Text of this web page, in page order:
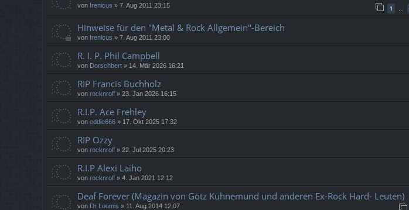
von Irenicus » 7. Aug 2011 23:15 1
Hinweise für den "Metal & Rock Allgemein"-Bereich
von Irenicus » 7. Aug 2011 23:00
R. I. P. Phil Campbell
von Dorschbert » 14. Mär 2026 16:21
RIP Francis Buchholz
von rocknrolf » 23. Jan 2026 16:15
R.I.P. Ace Frehley
von eddie666 » 17. Okt 2025 17:32
RIP Ozzy
von rocknrolf » 22. Jul 2025 20:23
R.I.P Alexi Laiho
von rocknrolf » 4. Jan 2021 12:12
Deaf Forever (Magazin von Götz Kühnemund und anderen Ex-Rock Hard- Leuten)
von Dr Loomis » 11. Aug 2014 12:07